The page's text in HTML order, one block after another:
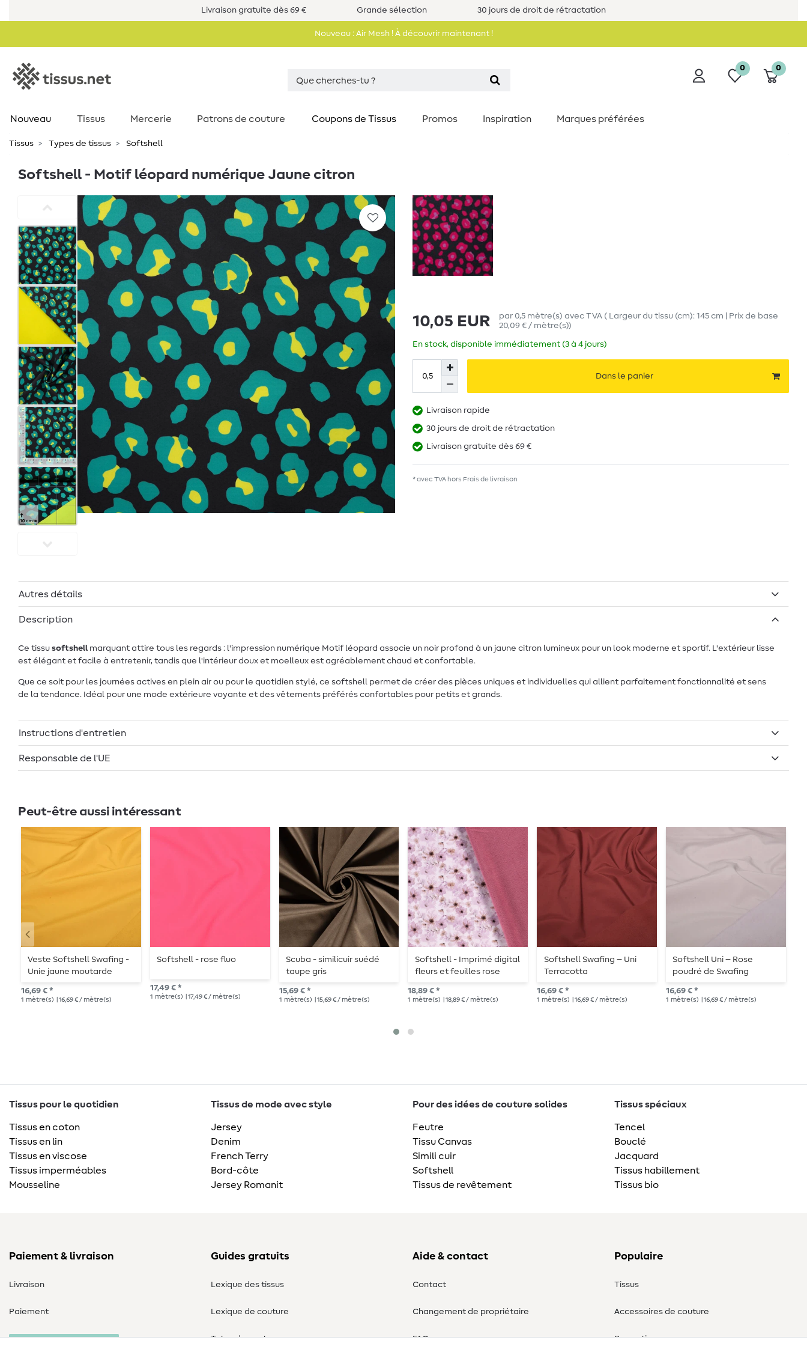
Livraison gratuite dès 69 € Grande sélection 30 jours de droit de rétractation
Nouveau : Air Mesh ! À découvrir maintenant !
0 0
Nouveau Tissus Mercerie Patrons de couture Coupons de Tissus Promos Inspiration Marques préférées
Tissus Types de tissus Softshell
Softshell - Motif léopard numérique Jaune citron
10,05 EUR par 0,5 mètre(s) avec TVA ( Largeur du tissu (cm): 145 cm | Prix de base
20,09 € / mètre(s))
En stock, disponible immédiatement (3 à 4 jours)
Dans le panier
Livraison rapide
30 jours de droit de rétractation
Livraison gratuite dès 69 €
* avec TVA hors Frais de livraison
Autres détails
Description
Ce tissu softshell marquant attire tous les regards : l'impression numérique Motif léopard associe un noir profond à un jaune citron lumineux pour un look moderne et sportif. L'extérieur lisse
est élégant et facile à entretenir, tandis que l'intérieur doux et moelleux est agréablement chaud et confortable.
Que ce soit pour les journées actives en plein air ou pour le quotidien stylé, ce softshell permet de créer des pièces uniques et individuelles qui allient parfaitement fonctionnalité et sens
de la tendance. Idéal pour une mode extérieure voyante et des vêtements préférés confortables pour petits et grands.
Instructions d'entretien
Responsable de l'UE
Peut-être aussi intéressant
Veste Softshell Swafing -
Unie jaune moutarde
16,69 € *
1 mètre(s) | 16,69 € / mètre(s)
Softshell - rose fluo
17,49 € *
1 mètre(s) | 17,49 € / mètre(s)
Scuba - similicuir suédé
taupe gris
15,69 € *
1 mètre(s) | 15,69 € / mètre(s)
Softshell - Imprimé digital
fleurs et feuilles rose
18,89 € *
1 mètre(s) | 18,89 € / mètre(s)
Softshell Swafing – Uni
Terracotta
16,69 € *
1 mètre(s) | 16,69 € / mètre(s)
Softshell Uni – Rose
poudré de Swafing
16,69 € *
1 mètre(s) | 16,69 € / mètre(s)
Tissus pour le quotidien
Tissus en coton
Tissus en lin
Tissus en viscose
Tissus imperméables
Mousseline
Tissus de mode avec style
Jersey
Denim
French Terry
Bord-côte
Jersey Romanit
Pour des idées de couture solides
Feutre
Tissu Canvas
Simili cuir
Softshell
Tissus de revêtement
Tissus spéciaux
Tencel
Bouclé
Jacquard
Tissus habillement
Tissus bio
Paiement & livraison
Livraison
Paiement
Guides gratuits
Lexique des tissus
Lexique de couture
Tutos de couture
Aide & contact
Contact
Changement de propriétaire
FAQ
Populaire
Tissus
Accessoires de couture
Promotions